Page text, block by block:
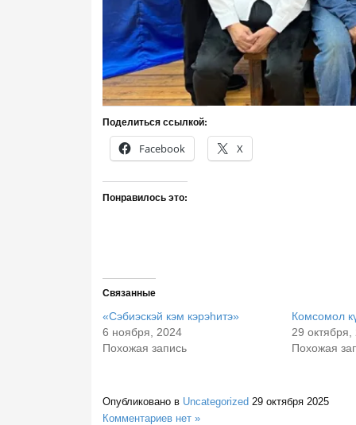
Поделиться ссылкой:
Facebook
X
Понравилось это:
Связанные
«Сэбиэскэй кэм кэрэһитэ»
6 ноября, 2024
Похожая запись
Комсомол
29 октября,
Похожая
Опубликовано в Uncategorized 29 октября 2025
Комментариев нет »